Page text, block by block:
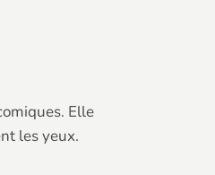
Elle
les yeux.